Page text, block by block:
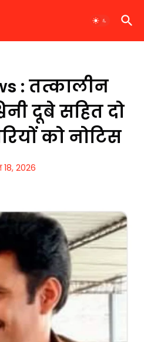
: तत्कालीन
दूबे सहित दो
को नोटिस
2026